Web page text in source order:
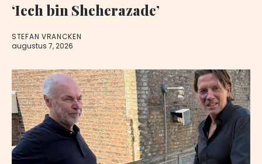
‘Iech bin Sheherazade’
STEFAN VRANCKEN
augustus 7, 2026